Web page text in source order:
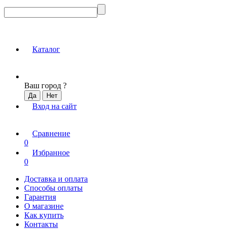
Каталог
Ваш город ?
Вход на сайт
Сравнение
0
Избранное
0
Доставка и оплата
Способы оплаты
Гарантия
О магазине
Как купить
Контакты